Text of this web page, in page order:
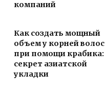
компаний
Как создать мощный
объем у корней волос
при помощи крабика:
секрет азиатской
укладки